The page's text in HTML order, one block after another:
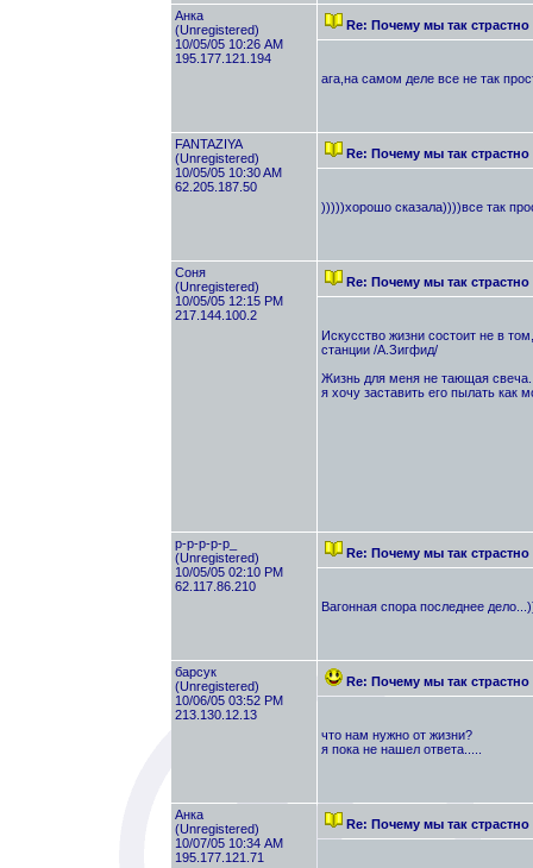
Анка
(Unregistered)
10/05/05 10:26 AM
195.177.121.194
Re: Почему мы так
ага,на самом деле все не так
FANTAZIYA
(Unregistered)
10/05/05 10:30 AM
62.205.187.50
Re: Почему мы так
)))))хорошо сказала))))все так
Cоня
(Unregistered)
10/05/05 12:15 PM
217.144.100.2
Re: Почему мы так
Искусство жизни состоит не в
станции /А.Зигфид/
Жизнь для меня не тающая свеча.
я хочу заставить его пылать
p-p-p-p-p_
(Unregistered)
10/05/05 02:10 PM
62.117.86.210
Re: Почему мы так
Вагонная спора последнее
барсук
(Unregistered)
10/06/05 03:52 PM
213.130.12.13
Re: Почему мы так
что нам нужно от жизни?
я пока не нашел ответа.....
Анка
(Unregistered)
10/07/05 10:34 AM
195.177.121.71
Re: Почему мы так